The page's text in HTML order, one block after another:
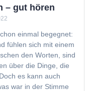
– gut hören
einmal begegnet:
fühlen sich mit einem
den Worten, sind
über die Dinge, die
es kann auch
war in der Stimme